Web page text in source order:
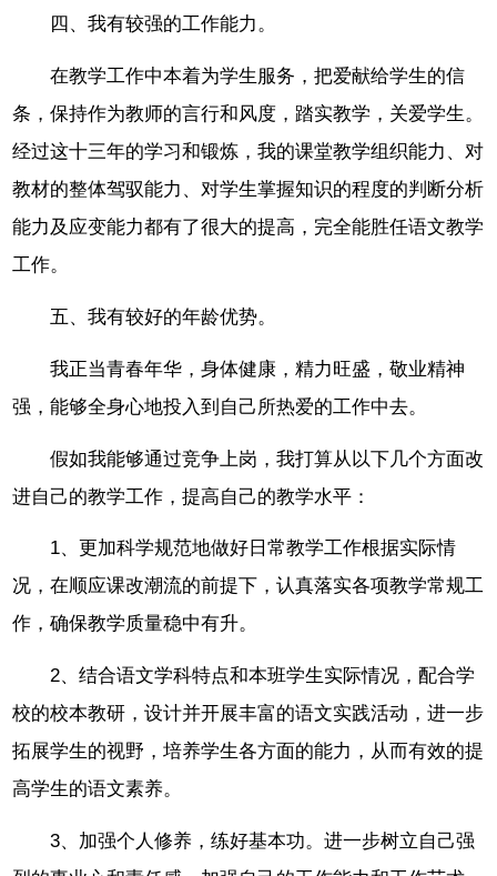
四、我有较强的工作能力。
在教学工作中本着为学生服务，把爱献给学生的信
条，保持作为教师的言行和风度，踏实教学，关爱学生。
经过这十三年的学习和锻炼，我的课堂教学组织能力、对
教材的整体驾驭能力、对学生掌握知识的程度的判断分析
能力及应变能力都有了很大的提高，完全能胜任语文教学
工作。
五、我有较好的年龄优势。
我正当青春年华，身体健康，精力旺盛，敬业精神
强，能够全身心地投入到自己所热爱的工作中去。
假如我能够通过竞争上岗，我打算从以下几个方面改
进自己的教学工作，提高自己的教学水平：
1、更加科学规范地做好日常教学工作根据实际情
况，在顺应课改潮流的前提下，认真落实各项教学常规工
作，确保教学质量稳中有升。
2、结合语文学科特点和本班学生实际情况，配合学
校的校本教研，设计并开展丰富的语文实践活动，进一步
拓展学生的视野，培养学生各方面的能力，从而有效的提
高学生的语文素养。
3、加强个人修养，练好基本功。进一步树立自己强